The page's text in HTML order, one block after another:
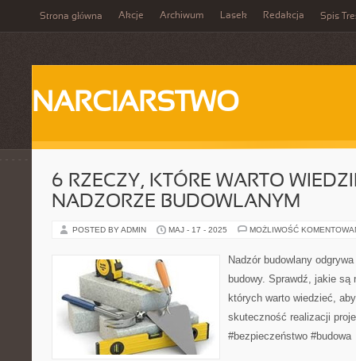
Strona główna Akcje Archiwum Lasek Redakcja Spis
NARCIARSTWO
6 RZECZY, KTÓRE WARTO
NADZORZE BUDOWLANYM
POSTED BY ADMIN MAJ - 17 - 2025 MOŻLIWOŚĆ
Nadzór budowlany
budowy. Sprawdź, jakie
których warto wiedzieć,
skuteczność realizacji
#bezpieczeństwo #budowa